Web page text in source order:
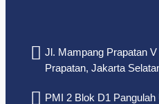
Jl. Mampang Prapatan
Prapatan, Jakarta
PMI 2 Blok D1